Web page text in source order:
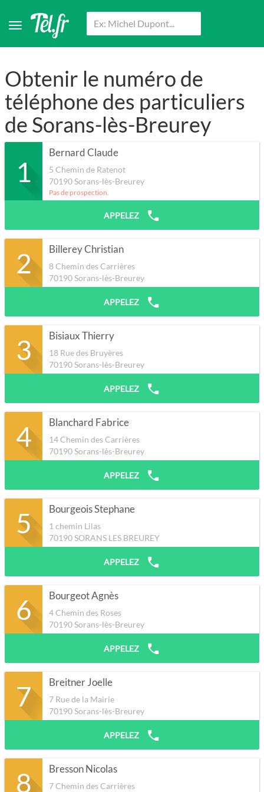
Obtenir le numéro de
téléphone des particuliers
de Sorans-lès-Breurey
1
Bernard Claude
5 Chemin de Ratenot
70190Sorans-lès-Breurey
Pas de prospection.
APPELEZ
2 Billerey Christian
8 Chemin des Carrières
70190Sorans-lès-Breurey
APPELEZ
3 Bisiaux Thierry
18 Rue des Bruyères
70190Sorans-lès-Breurey
APPELEZ
4 Blanchard Fabrice
14 Chemin des Carrières
70190Sorans-lès-Breurey
APPELEZ
5 Bourgeois Stephane
1 chemin Lilas
70190SORANS LES BREUREY
APPELEZ
6 Bourgeot Agnès
4 Chemin des Roses
70190Sorans-lès-Breurey
APPELEZ
7 Breitner Joelle
7 Rue de la Mairie
70190Sorans-lès-Breurey
APPELEZ
8 Bresson Nicolas
7 Chemin des Carrières